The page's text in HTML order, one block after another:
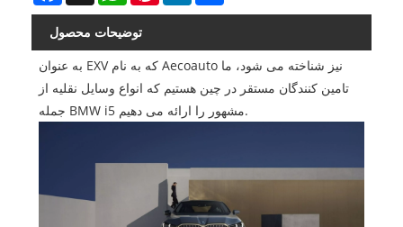
توضیحات محصول
به عنوان EXV که به نام Aecoauto نیز شناخته می شود، ما
تامین کنندگان مستقر در چین هستیم که انواع وسایل نقلیه از
جمله BMW i5 مشهور را ارائه می دهیم.